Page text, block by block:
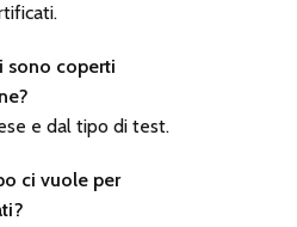
sono coperti
e dal tipo di test.
ci vuole per